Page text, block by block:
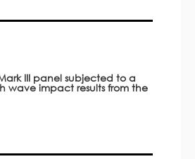
Mark III panel subjected to a
wave impact results from the